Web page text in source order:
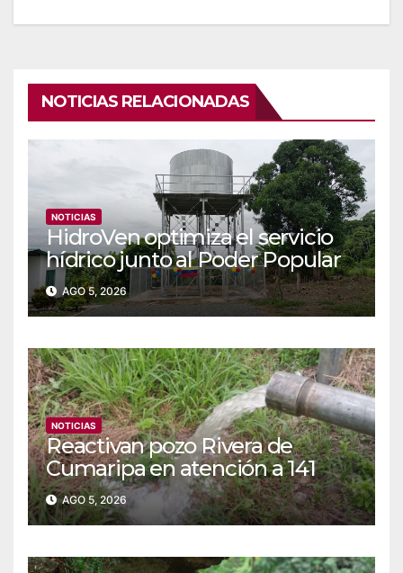
NOTICIAS RELACIONADAS
NOTICIAS
‎‎HidroVen optimiza el servicio
hídrico junto al Poder Popular
en Amazonas
AGO 5, 2026
NOTICIAS
Reactivan pozo Rivera de
Cumaripa en atención a 141
familias de Yaracuy
AGO 5, 2026